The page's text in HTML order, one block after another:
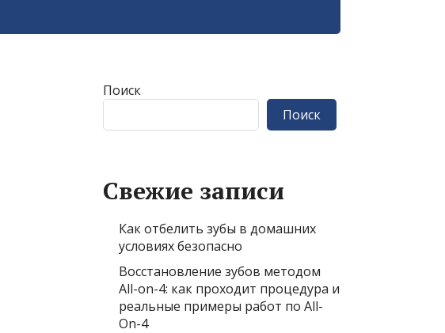
Поиск
Поиск
Свежие записи
Как отбелить зубы в домашних
условиях безопасно
Восстановление зубов методом
All-on-4: как проходит процедура и
реальные примеры работ по All-
On-4